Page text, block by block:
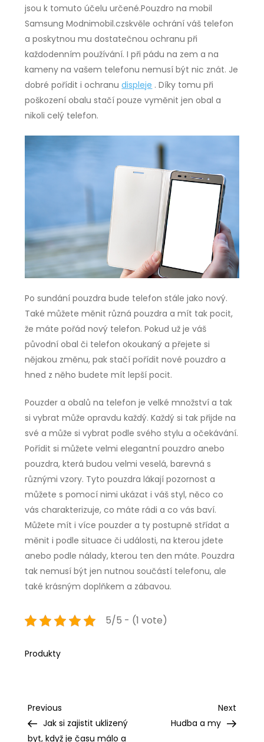
jsou k tomuto účelu určené.Pouzdro na mobil
Samsung Modnimobil.czskvěle ochrání váš telefon
a poskytnou mu dostatečnou ochranu při
každodenním používání. I při pádu na zem a na
kameny na vašem telefonu nemusí být nic znát. Je
dobré pořídit i ochranudispleje . Díky tomu při
poškození obalu stačí pouze vyměnit jen obal a
nikoli celý telefon.
Po sundání pouzdra bude telefon stále jako nový.
Také můžete měnit různá pouzdra a mít tak pocit,
že máte pořád nový telefon. Pokud už je váš
původní obal či telefon okoukaný a přejete si
nějakou změnu, pak stačí pořídit nové pouzdro a
hned z něho budete mít lepší pocit.
Pouzder a obalů na telefon je velké množství a tak
si vybrat může opravdu každý. Každý si tak přijde na
své a může si vybrat podle svého stylu a očekávání.
Pořídit si můžete velmi elegantní pouzdro anebo
pouzdra, která budou velmi veselá, barevná s
různými vzory. Tyto pouzdra lákají pozornost a
můžete s pomocí nimi ukázat i váš styl, něco co
vás charakterizuje, co máte rádi a co vás baví.
Můžete mít i více pouzder a ty postupně střídat a
měnit i podle situace či události, na kterou jdete
anebo podle nálady, kterou ten den máte. Pouzdra
tak nemusí být jen nutnou součástí telefonu, ale
také krásným doplňkem a zábavou.
5/5 - (1 vote)
Produkty
Navigace
Previous
Post
Previous
Jak si zajistit uklizený
byt, když je času málo a
Next
Post
Next
Hudba a my